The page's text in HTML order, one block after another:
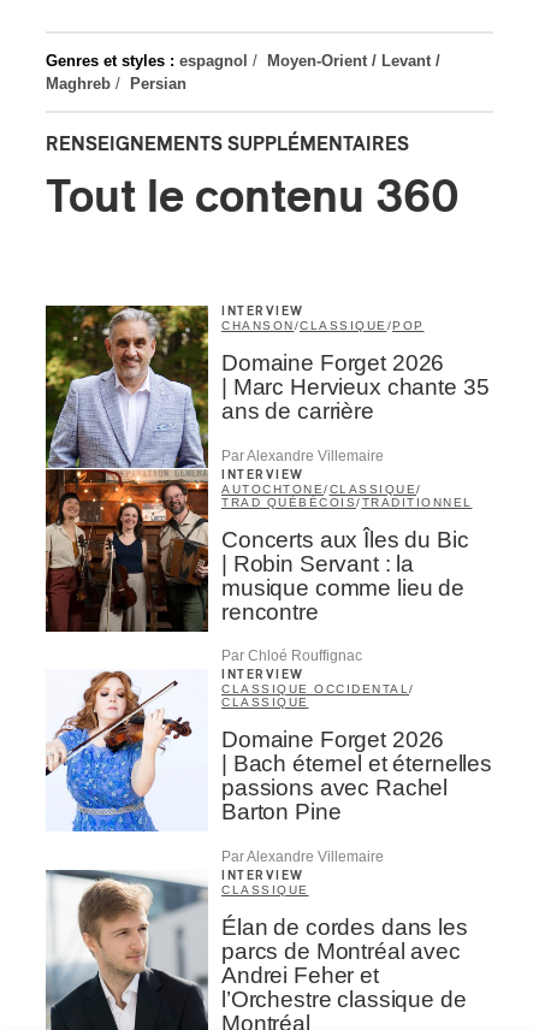
Genres et styles : espagnol /
Moyen-Orient / Levant /
Maghreb / Persian
RENSEIGNEMENTS SUPPLÉMENTAIRES
Tout le contenu 360
INTERVIEW
CHANSON/CLASSIQUE /POP
Domaine Forget 2026
| Marc Hervieux chante 35
ans de carrière
Par Alexandre Villemaire
INTERVIEW
AUTOCHTONE/CLASSIQUE/
TRAD QUÉBÉCOIS/TRADITIONNEL
Concerts aux Îles du Bic
| Robin Servant : la
musique comme lieu de
rencontre
Par Chloé Rouffignac
INTERVIEW
CLASSIQUE OCCIDENTAL /
CLASSIQUE
Domaine Forget 2026
| Bach éternel et éternelles
passions avec Rachel
Barton Pine
Par Alexandre Villemaire
INTERVIEW
CLASSIQUE
Élan de cordes dans les
parcs de Montréal avec
Andrei Feher et
l’Orchestre classique de
Montréal